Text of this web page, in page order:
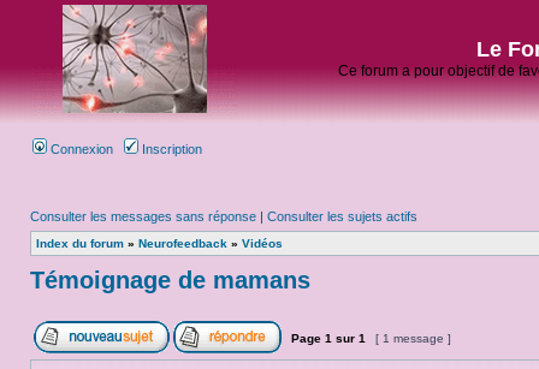
Le
Ce forum a pour objectif de
Connexion Inscription
Consulter les messages sans réponse | Consulter les sujets actifs
Index du forum » Neurofeedback » Vidéos
Témoignage de mamans
Page 1 sur 1 [ 1 message ]